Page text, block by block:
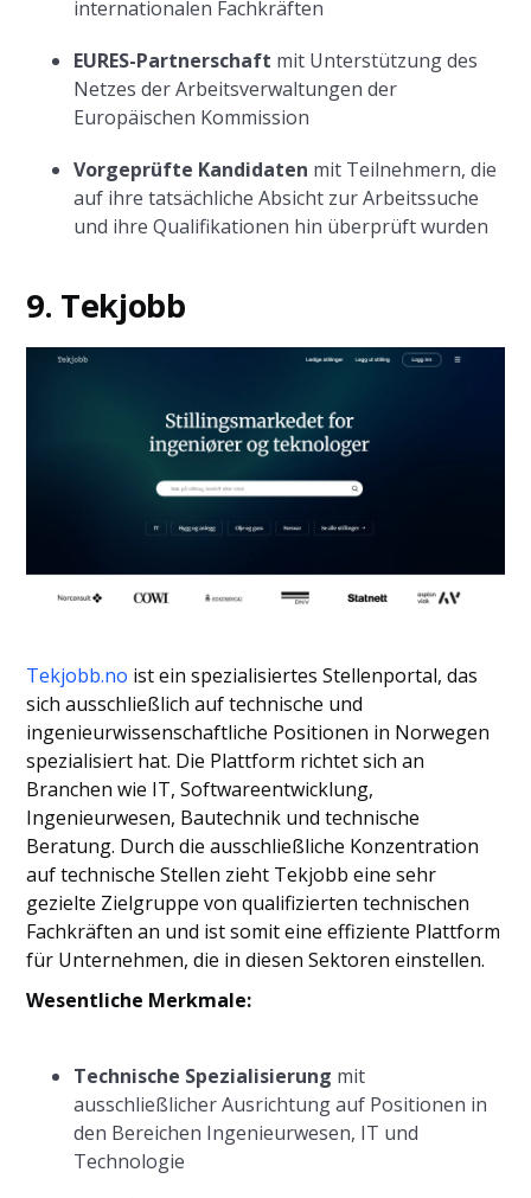
internationalen Fachkräften
EURES-Partnerschaft mit Unterstützung des
Netzes der Arbeitsverwaltungen der
Europäischen Kommission
Vorgeprüfte Kandidaten mit Teilnehmern, die
auf ihre tatsächliche Absicht zur Arbeitssuche
und ihre Qualifikationen hin überprüft wurden
9. Tekjobb
Tekjobb.no ist ein spezialisiertes Stellenportal, das
sich ausschließlich auf technische und
ingenieurwissenschaftliche Positionen in Norwegen
spezialisiert hat. Die Plattform richtet sich an
Branchen wie IT, Softwareentwicklung,
Ingenieurwesen, Bautechnik und technische
Beratung. Durch die ausschließliche Konzentration
auf technische Stellen zieht Tekjobb eine sehr
gezielte Zielgruppe von qualifizierten technischen
Fachkräften an und ist somit eine effiziente Plattform
für Unternehmen, die in diesen Sektoren einstellen.
Wesentliche Merkmale:
Technische Spezialisierung mit
ausschließlicher Ausrichtung auf Positionen in
den Bereichen Ingenieurwesen, IT und
Technologie